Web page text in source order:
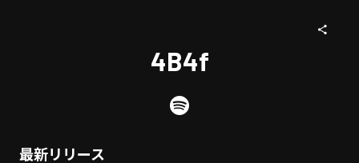
4B4f
最新リリース